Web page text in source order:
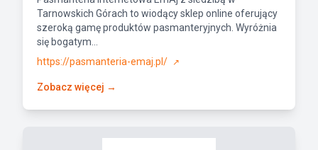
Tarnowskich Górach to wiodący sklep online oferujący
szeroką gamę produktów pasmanteryjnych. Wyróżnia
się bogatym...
https://pasmanteria-emaj.pl/
↗
Zobacz więcej →